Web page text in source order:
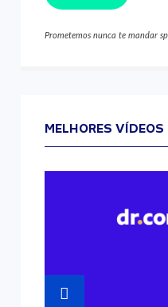
Prometemos nunca te mandar
MELHORES VÍDEOS